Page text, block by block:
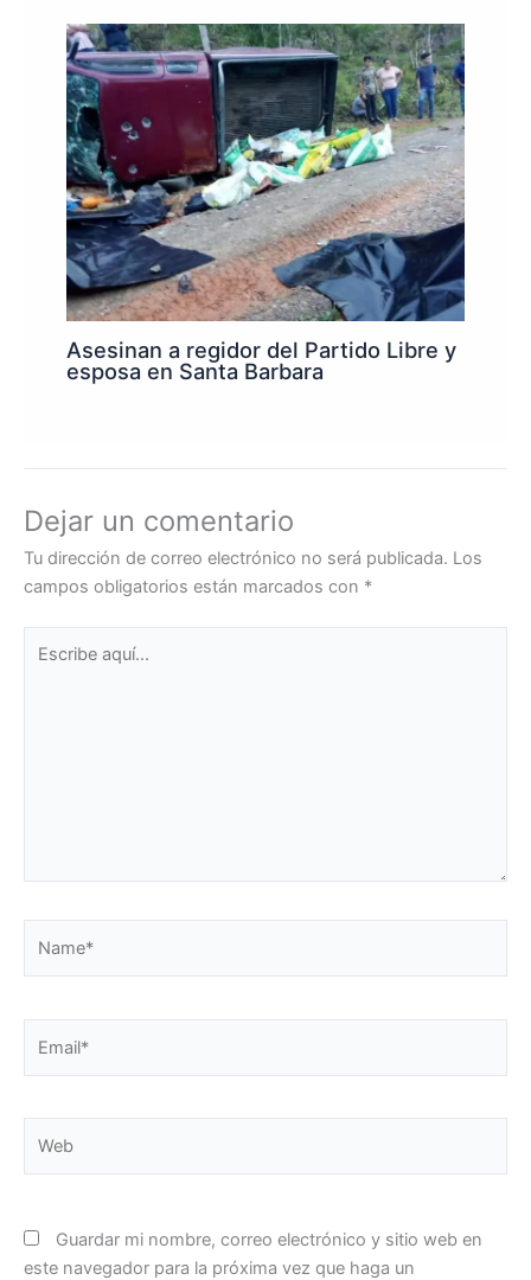
Asesinan a regidor del Partido Libre y
esposa en Santa Barbara
Dejar un comentario
Tu dirección de correo electrónico no será publicada. Los
campos obligatorios están marcados con *
Guardar mi nombre, correo electrónico y sitio web en
este navegador para la próxima vez que haga un